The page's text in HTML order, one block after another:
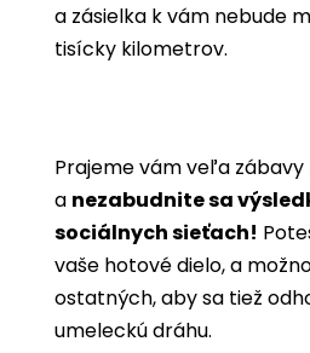
a zásielka k vám nebude
tisícky kilometrov.
Prajeme vám veľa
a nezabudnite sa
sociálnych sieťach!
vaše hotové dielo, a
ostatných, aby sa tiež
umeleckú dráhu.